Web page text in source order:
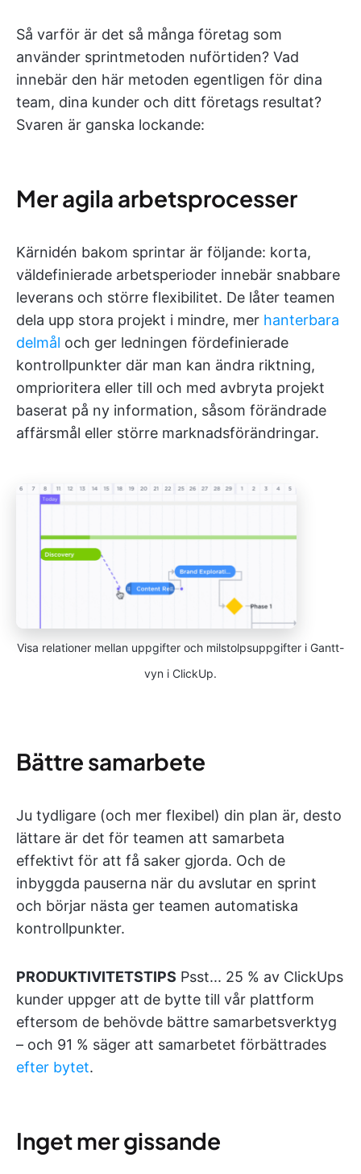
Så varför är det så många företag som
använder sprintmetoden nuförtiden? Vad
innebär den här metoden egentligen för dina
team, dina kunder och ditt företags resultat?
Svaren är ganska lockande:
Mer agila arbetsprocesser
Kärnidén bakom sprintar är följande: korta,
väldefinierade arbetsperioder innebär snabbare
leverans och större flexibilitet. De låter teamen
dela upp stora projekt i mindre, mer hanterbara
delmål och ger ledningen fördefinierade
kontrollpunkter där man kan ändra riktning,
omprioritera eller till och med avbryta projekt
baserat på ny information, såsom förändrade
affärsmål eller större marknadsförändringar.
Visa relationer mellan uppgifter och milstolpsuppgifter i Gantt-
vyn i ClickUp.
Bättre samarbete
Ju tydligare (och mer flexibel) din plan är, desto
lättare är det för teamen att samarbeta
effektivt för att få saker gjorda. Och de
inbyggda pauserna när du avslutar en sprint
och börjar nästa ger teamen automatiska
kontrollpunkter.
PRODUKTIVITETSTIPS Psst... 25 % av ClickUps
kunder uppger att de bytte till vår plattform
eftersom de behövde bättre samarbetsverktyg
– och 91 % säger att samarbetet förbättrades
efter bytet.
Inget mer gissande